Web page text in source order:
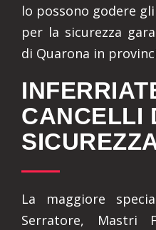
lo possono godere
per la sicurezza
di Quarona in
CANCELLI
La maggiore
Serratore, Mastri